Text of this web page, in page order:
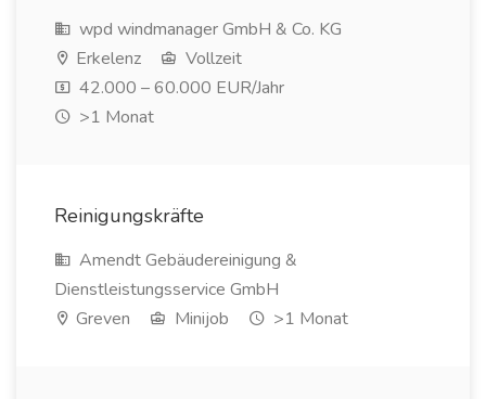
wpd windmanager GmbH & Co. KG
Erkelenz
Vollzeit
42.000 – 60.000 EUR/Jahr
>1 Monat
Reinigungskräfte
Amendt Gebäudereinigung &
Dienstleistungsservice GmbH
Greven
Minijob >1 Monat